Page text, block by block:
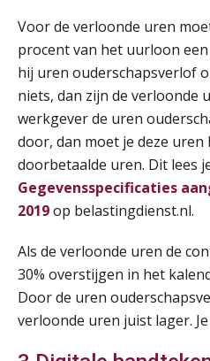
Voor de verloonde uren
procent van het uurloon
hij uren ouderschapsverlof
niets, dan zijn de verloonde
werkgever de uren
door, dan moet je deze
doorbetaalde uren. Dit lees
Gegevensspecificaties
2019op belastingdienst.nl.
Als de verloonde uren de
30% overstijgen in het
Door de uren
verloonde uren juist lager.